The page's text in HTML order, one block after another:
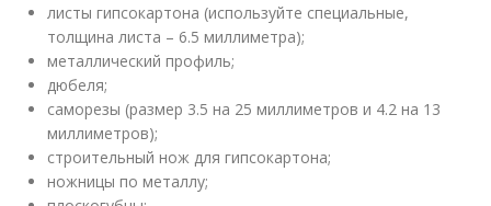
листы гипсокартона (используйте специальные,
толщина листа – 6.5 миллиметра);
металлический профиль;
дюбеля;
саморезы (размер 3.5 на 25 миллиметров и 4.2 на 13
миллиметров);
строительный нож для гипсокартона;
ножницы по металлу;